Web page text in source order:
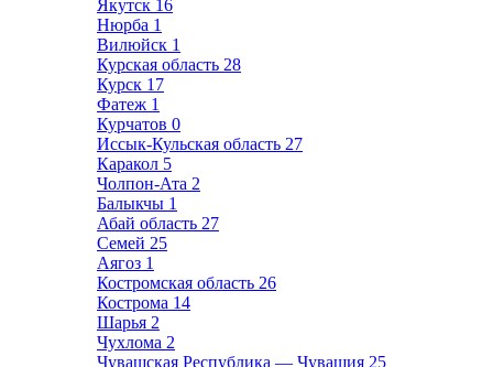
Якутск 16
Нюрба 1
Вилюйск 1
Курская область 28
Курск 17
Фатеж 1
Курчатов 0
Иссык-Кульская область 27
Каракол 5
Чолпон-Ата 2
Балыкчы 1
Абай область 27
Семей 25
Аягоз 1
Костромская область 26
Кострома 14
Шарья 2
Чухлома 2
Чувашская Республика — Чувашия 25